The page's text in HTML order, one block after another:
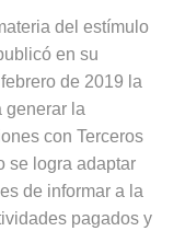
del estímulo
en su
de 2019 la
generar la
con Terceros
se logra adaptar
de informar a la
pagados y